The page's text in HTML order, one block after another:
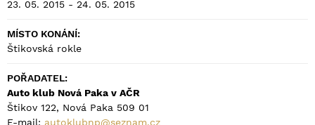
23. 05. 2015 - 24. 05. 2015
MÍSTO KONÁNÍ:
Štikovská rokle
POŘADATEL:
Auto klub Nová Paka v AČR
Štikov 122, Nová Paka 509 01
E-mail: autoklubnp@seznam.cz